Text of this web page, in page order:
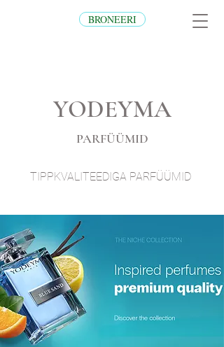
BRONEERI
YODEYMA
PARFÜÜMID
TIPPKVALITEEDIGA PARFÜÜMID